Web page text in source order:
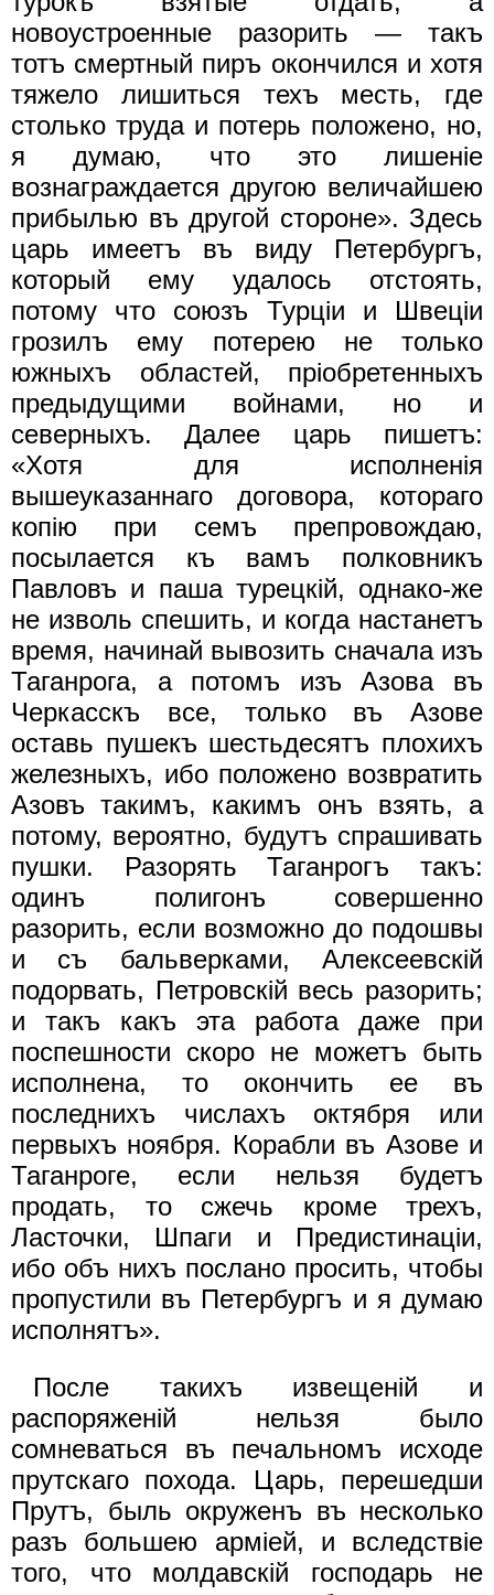
новоустроенные разорить — такъ
тотъ смертный пиръ окончился и хотя
тяжело лишиться техъ месть, где
столько труда и потерь положено, но,
я думаю, что это лишенiе
вознаграждается другою величайшею
прибылью въ другой стороне». Здесь
царь имеетъ въ виду Петербургъ,
который ему удалось отстоять,
потому что союзъ Турцiи и Швецiи
грозилъ ему потерею не только
южныхъ областей, прiобретенныхъ
предыдущими войнами, но и
северныхъ. Далее царь пишетъ:
«Хотя для исполненiя
вышеуказаннаго договора, котораго
копiю при семъ препровождаю,
посылается къ вамъ полковникъ
Павловъ и паша турецкiй, однако-же
не изволь спешить, и когда настанетъ
время, начинай вывозить сначала изъ
Таганрога, а потомъ изъ Азова въ
Черкасскъ все, только въ Азове
оставь пушекъ шестьдесятъ плохихъ
железныхъ, ибо положено возвратить
Азовъ такимъ, какимъ онъ взять, а
потому, вероятно, будутъ спрашивать
пушки. Разорять Таганрогъ такъ:
одинъ полигонъ совершенно
разорить, если возможно до подошвы
и съ бальверками, Алексеевскiй
подорвать, Петровскiй весь разорить;
и такъ какъ эта работа даже при
поспешности скоро не можетъ быть
исполнена, то окончить ее въ
последнихъ числахъ октября или
первыхъ ноября. Корабли въ Азове и
Таганроге, если нельзя будетъ
продать, то сжечь кроме трехъ,
Ласточки, Шпаги и Предистинацiи,
ибо объ нихъ послано просить, чтобы
пропустили въ Петербургъ и я думаю
исполнятъ».
После такихъ извещенiй и
распоряженiй нельзя было
сомневаться въ печальномъ исходе
прутскаго похода. Царь, перешедши
Прутъ, быль окруженъ въ несколько
разъ большею армiей, и вследствiе
того, что молдавскiй господарь не